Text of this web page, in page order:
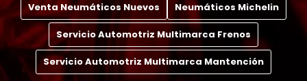
Venta Neumáticos Nuevos Neumáticos Michelin
Servicio Automotriz Multimarca Frenos
Servicio Automotriz Multimarca Mantención